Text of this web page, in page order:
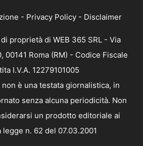
- Privacy Policy - Disclaimer
proprietà di WEB 365 SRL - Via
00141 Roma (RM) - Codice Fiscale
I.V.A. 12279101005
è una testata giornalistica, in
senza alcuna periodicità. Non
un prodotto editoriale ai
legge n. 62 del 07.03.2001